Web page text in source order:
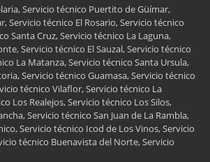
Servicio técnico Puertito de Güímar,
Servicio técnico El Rosario, Servicio técnico
Santa Cruz, Servicio técnico La Laguna,
Servicio técnico El Sauzal, Servicio técnico
La Matanza, Servicio técnico Santa Ursula,
Servicio técnico Guamasa, Servicio técnico
técnico Vilaflor, Servicio técnico La
Los Realejos, Servicio técnico Los Silos,
Servicio técnico San Juan de La Rambla,
Servicio técnico Icod de Los Vinos, Servicio
técnico Buenavista del Norte, Servicio